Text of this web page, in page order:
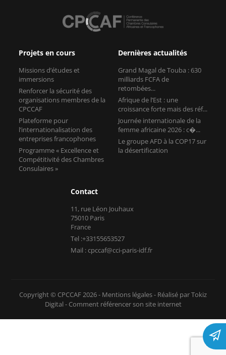
Projets en cours
Missions d’études et
immersions
Renforcer la sécurité des
organisations membres de la
CPCCAF
Plateforme pour
l’internationalisation des
entreprises francophones
Programme « Excellence et
Compétitivité des Chambres
Consulaires »
Dernières actualités
Grand Magal de Touba : 630
milliards FCFA de
retombées...
Afrique de l’Est : une
croissance forte mais des réf...
Journée internationale de la
femme africaine 2026 : c�...
Le groupe AFD à la COP17 sur
la désertification
Contact
11, rue Léon Jouhaux
75010 Paris
France
Tel :+33155653527
Mail : cpccaf@cci-paris-idf.fr
Copyright © CPCCAF 2026 - Mentions légales- Réalisé par Tokiz
Digital - Comment référencer son site internet